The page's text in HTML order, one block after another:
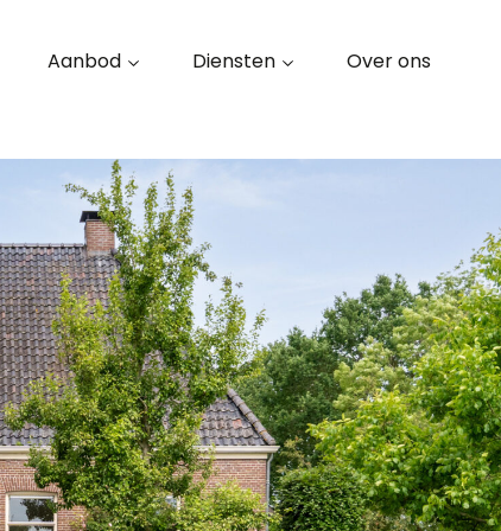
Aanbod Diensten Over ons